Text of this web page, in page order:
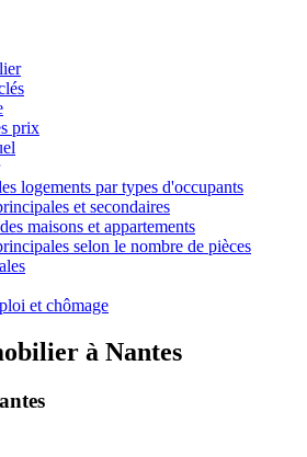
prix
logements par types d'occupants
et secondaires
maisons et appartements
selon le nombre de pièces
et chômage
à Nantes